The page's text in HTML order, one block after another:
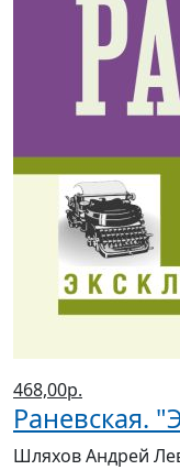
468,00р.
Раневская.
Шляхов Андрей